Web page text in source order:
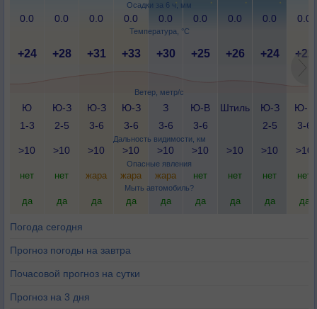
Осадки за 6 ч, мм
Температура, °C
Ветер, метр/с
Дальность видимости, км
Опасные явления
Мыть автомобиль?
0.0 0.0 0.0 0.0 0.0 0.0 0.0 0.0 0.0
+24 +28 +31 +33 +30 +25 +26 +24 +22
Ю
1-3
Ю-З
2-5
Ю-З
3-6
Ю-З
3-6
З
3-6
Ю-В
3-6
Штиль
Ю-З
2-5
Ю-В
3-6
>10 >10 >10 >10 >10 >10 >10 >10 >10
нет нет жара жара жара нет нет нет нет
да да да да да да да да да
Погода сегодня
Прогноз погоды на завтра
Почасовой прогноз на сутки
Прогноз на 3 дня